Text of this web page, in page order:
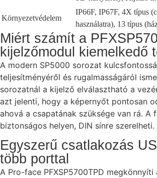
Környezetvédelem
IP66F, IP67F, 4X típus
használatra), 13 típus
Miért számít a
kijelzőmodul kiemelkedő
A modern SP5000 sorozat
teljesítményéről és rugalmasságáról
sorozatnál a kijelző elválasztható a
azt jelenti, hogy a képernyőt pontosan
ahová a csapatának szüksége van rá. A
biztonságos helyen, DIN sínre szerelheti.
Egyszerű csatlakozás
több porttal
A Pro-face PFXSP5700TPD